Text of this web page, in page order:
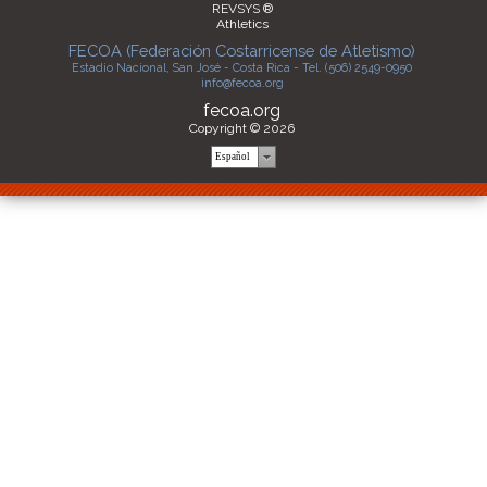
REVSYS ®
Athletics
FECOA (Federación Costarricense de Atletismo)
Estadio Nacional, San José - Costa Rica - Tel. (506) 2549-0950
info@fecoa.org
fecoa.org
Copyright © 2026